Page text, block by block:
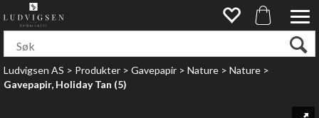
Ludvigsen AS>Produkter>Gavepapir>Nature>Nature>
Gavepapir, Holiday Tan (5)